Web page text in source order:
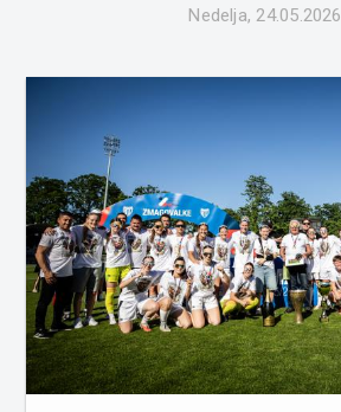
Nedelja, 24.05.2026